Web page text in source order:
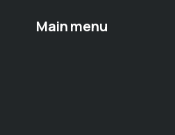
Main menu